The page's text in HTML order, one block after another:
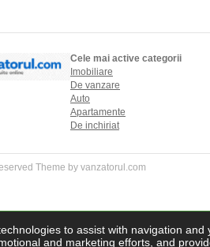
Cele mai active categorii
Imobiliare
De vanzare
Auto
Apartamente
De inchiriat
Theme by vanzatorul.com
to assist with navigation
and marketing efforts, and